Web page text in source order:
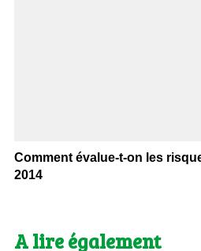
Comment évalue-t-on les
2014
A lire également